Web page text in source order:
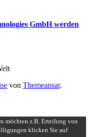
GmbH werden
von Themeansar.
möchten z.B. Erteilung von
klicken Sie auf